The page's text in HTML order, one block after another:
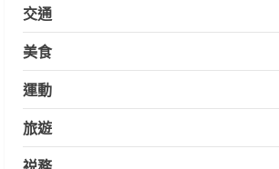
交通
美食
運動
旅遊